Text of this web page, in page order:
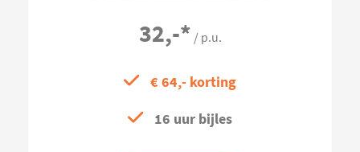
32,-* / p.u.
€ 64,- korting
16 uur bijles